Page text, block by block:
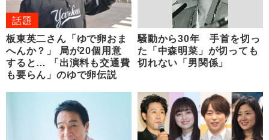
話題
板東英二さん「ゆで卵おま
へんか？」 局が20個用意
すると… 「出演料も交通費
も要らん」のゆで卵伝説
騒動から30年 手首を切っ
た「中森明菜」が切っても
切れない「男関係」